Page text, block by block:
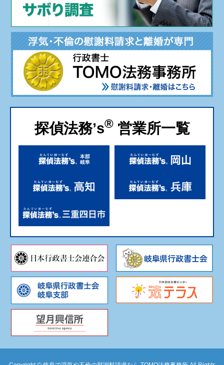
探偵法務’s®営業所一覧